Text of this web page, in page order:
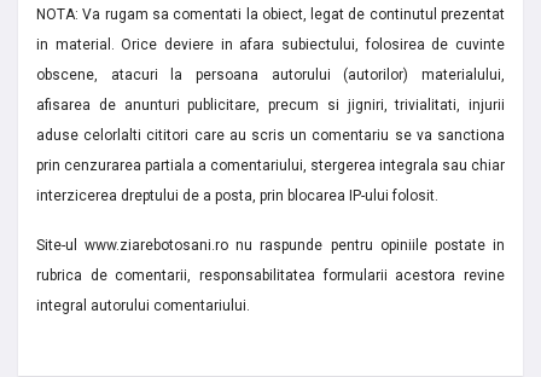
NOTA: Va rugam sa comentati la obiect, legat de continutul prezentat
in material. Orice deviere in afara subiectului, folosirea de cuvinte
obscene, atacuri la persoana autorului (autorilor) materialului,
afisarea de anunturi publicitare, precum si jigniri, trivialitati, injurii
aduse celorlalti cititori care au scris un comentariu se va sanctiona
prin cenzurarea partiala a comentariului, stergerea integrala sau chiar
interzicerea dreptului de a posta, prin blocarea IP-ului folosit.
Site-ul www.ziarebotosani.ro nu raspunde pentru opiniile postate in
rubrica de comentarii, responsabilitatea formularii acestora revine
integral autorului comentariului.